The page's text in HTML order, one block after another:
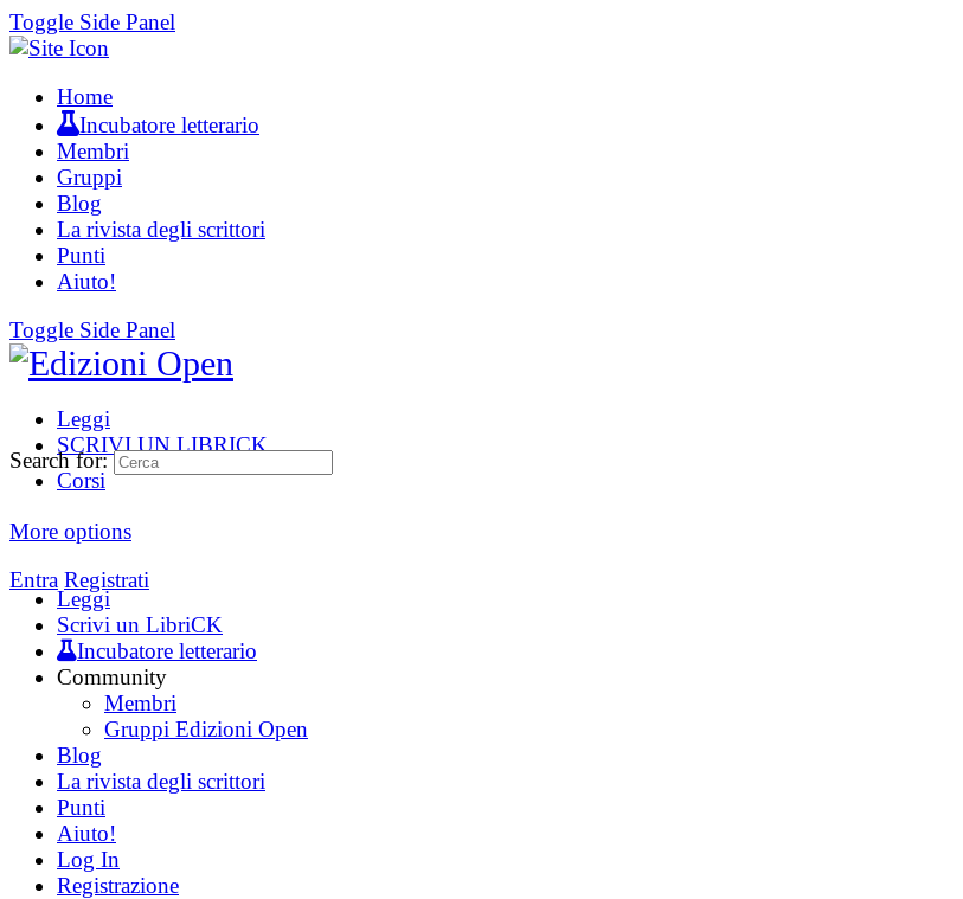
Toggle Side Panel
Home
Incubatore letterario
Membri
Gruppi
Blog
La rivista degli scrittori
Punti
Aiuto!
Toggle Side Panel
Leggi
SCRIVI UN LIBRICK
Corsi
More options
Entra Registrati
Search for:
Leggi
Scrivi un LibriCK
Incubatore letterario
Community
Membri
Gruppi Edizioni Open
Blog
La rivista degli scrittori
Punti
Aiuto!
Log In
Registrazione